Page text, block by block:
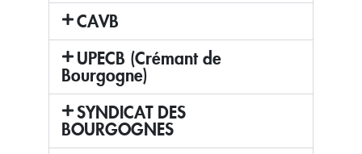
CAVB
UPECB (Crémant de
Bourgogne)
SYNDICAT DES
BOURGOGNES